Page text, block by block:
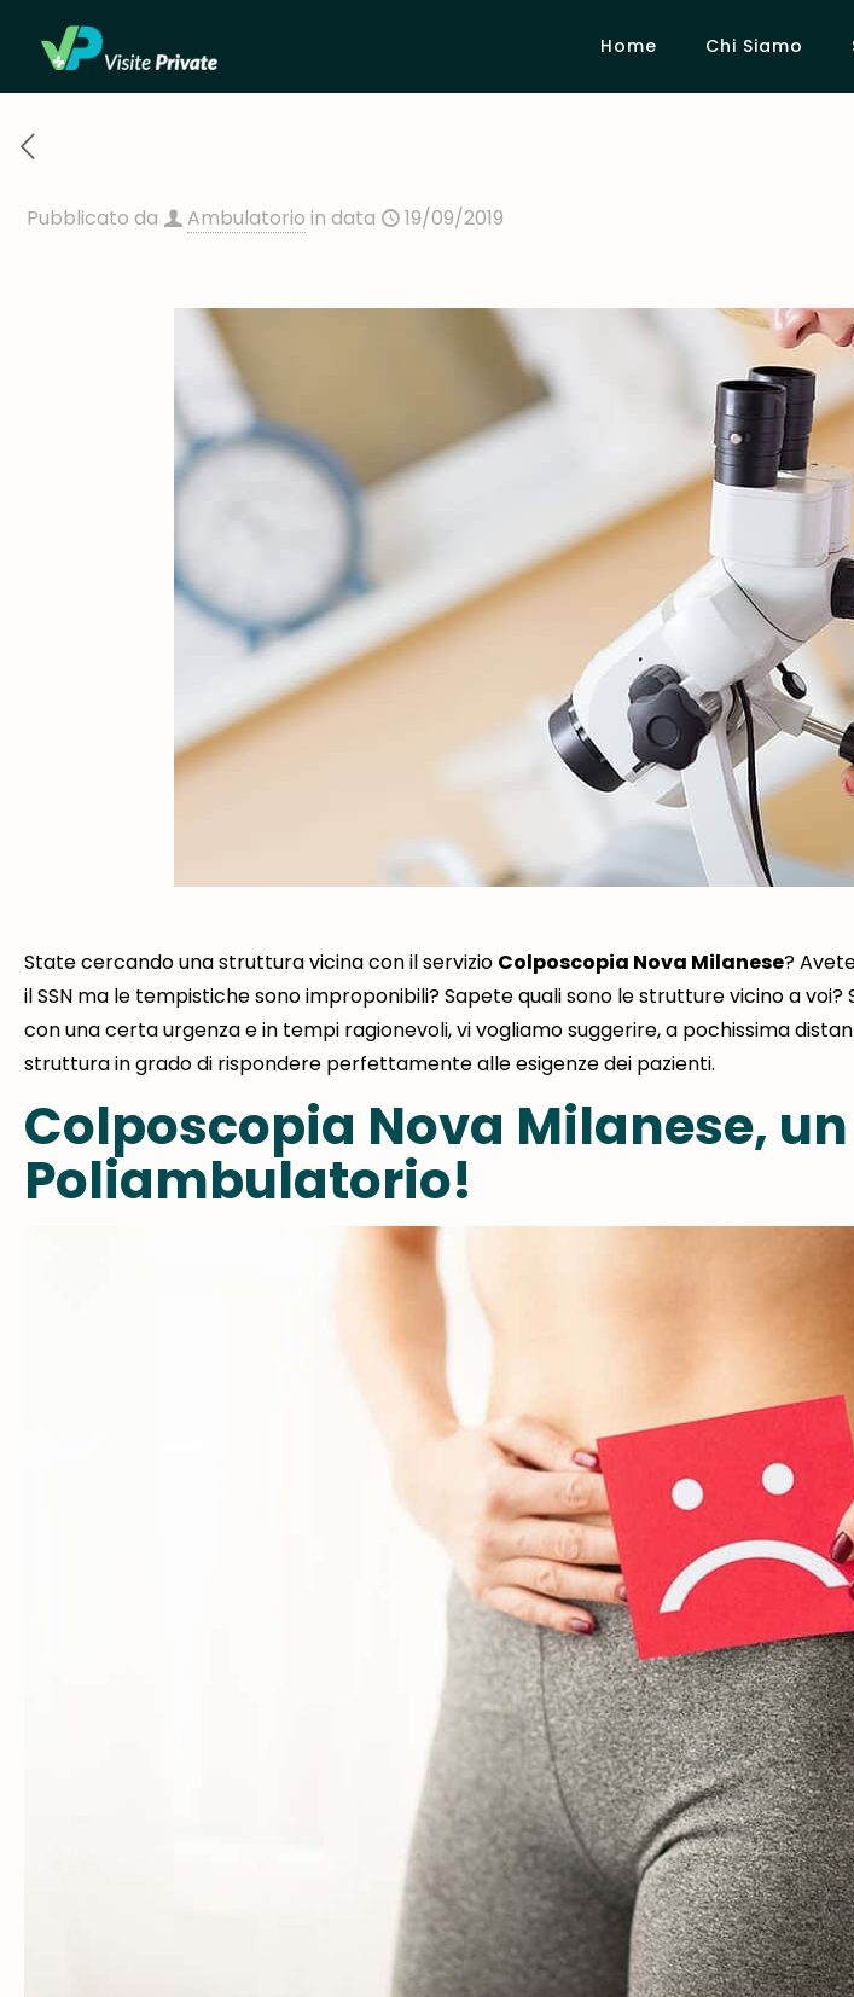
Home Chi Siamo
Pubblicato da Ambulatorio in data 19/09/2019
State cercando una struttura vicina con il servizio Colposcopia Nova Milanese?
il SSN ma le tempistiche sono improponibili? Sapete quali sono le strutture vicino a
con una certa urgenza e in tempi ragionevoli, vi vogliamo suggerire, a pochissima
struttura in grado di rispondere perfettamente alle esigenze dei pazienti.
Colposcopia Nova Milanese,
Poliambulatorio!